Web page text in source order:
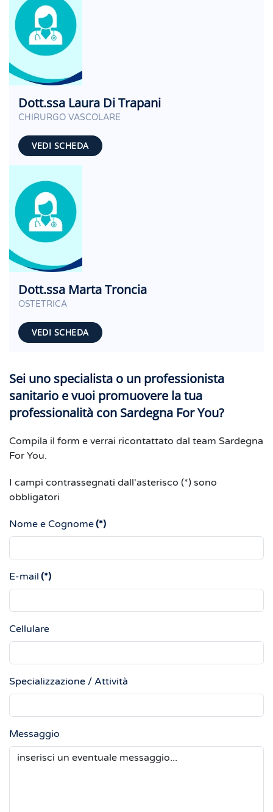
Dott.ssa Laura Di Trapani
CHIRURGO VASCOLARE
VEDI SCHEDA
Dott.ssa Marta Troncia
OSTETRICA
VEDI SCHEDA
Sei uno specialista o un professionista
sanitario e vuoi promuovere la tua
professionalità con Sardegna For You?
Compila il form e verrai ricontattato dal team Sardegna
For You.
I campi contrassegnati dall'asterisco (*) sono
obbligatori
Nome e Cognome(*)
E-mail (*)
Cellulare
Specializzazione / Attività
Messaggio